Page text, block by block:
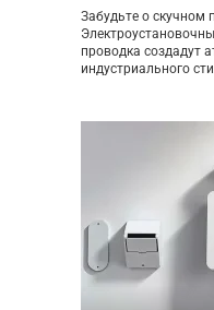
Забудьте о скучном
проводка создадут
индустриального